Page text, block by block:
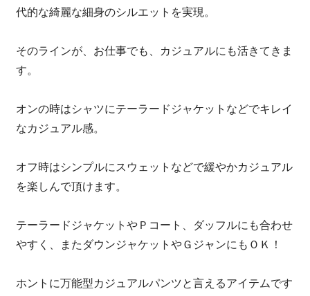
代的な綺麗な細身のシルエットを実現。
そのラインが、お仕事でも、カジュアルにも活きてきま
す。
オンの時はシャツにテーラードジャケットなどでキレイ
なカジュアル感。
オフ時はシンプルにスウェットなどで緩やかカジュアル
を楽しんで頂けます。
テーラードジャケットやＰコート、ダッフルにも合わせ
やすく、またダウンジャケットやＧジャンにもＯＫ！
ホントに万能型カジュアルパンツと言えるアイテムです